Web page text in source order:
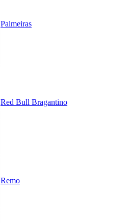
Palmeiras
Red Bull Bragantino
Remo